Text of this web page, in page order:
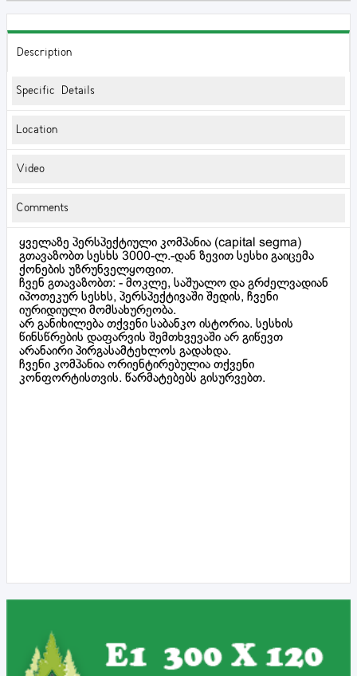
Description
Specific Details
Location
Video
Comments
ყველაზე პერსპექტიული კომპანია (capital segma)
გთავაზობთ სესხს 3000-ლ.-დან ზევით სესხი გაიცემა
ქონების უზრუნველყოფით.
ჩვენ გთავაზობთ: - მოკლე, საშუალო და გრძელვადიან
იპოთეკურ სესხს, პერსპექტივაში შედის, ჩვენი
იურიდიული მომსახურეობა.
არ განიხილება თქვენი საბანკო ისტორია. სესხის
წინსწრების დაფარვის შემთხვევაში არ გიწევთ
არანაირი პირგასამტეხლოს გადახდა.
ჩვენი კომპანია ორიენტირებულია თქვენი
კონფორტისთვის. წარმატებებს გისურვებთ.